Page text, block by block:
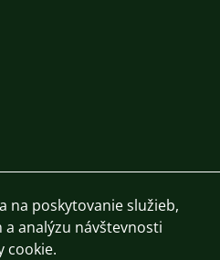
na poskytovanie služieb,
analýzu návštevnosti
cookie.